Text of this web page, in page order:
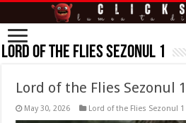
Lord of the Flies Sezonul 1
Lord of the Flies Sezonul
May 30, 2026 Lord of the Flies Sezonul 1